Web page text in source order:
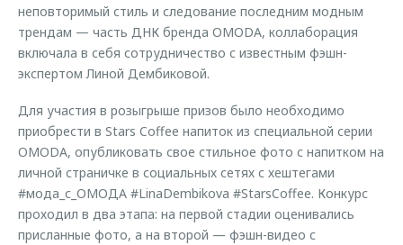
Запчасти
неповторимый стиль и следование последним модным
трендам — часть ДНК бренда OMODA, коллаборация
включала в себя сотрудничество с известным фэшн-
экспертом Линой Дембиковой.
Для участия в розыгрыше призов было необходимо
приобрести в Stars Coffee напиток из специальной серии
OMODA, опубликовать свое стильное фото с напитком на
личной страничке в социальных сетях с хештегами
#мода_с_ОМОДА #LinaDembikova #StarsCoffee. Конкурс
проходил в два этапа: на первой стадии оценивались
присланные фото, а на второй — фэшн-видео с